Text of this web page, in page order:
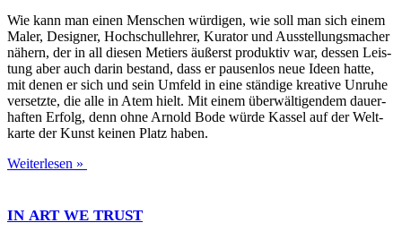
Wie kann man einen Men­schen wür­di­gen, wie soll man sich einem
Maler, Desi­gner, Hoch­schul­leh­rer, Kura­tor und Aus­stel­lungs­ma­cher
nähern, der in all die­sen Metiers äußerst pro­duk­tiv war, des­sen Leis­
tung aber auch dar­in bestand, dass er pau­sen­los neue Ideen hat­te,
mit denen er sich und sein Umfeld in eine stän­di­ge krea­ti­ve Unru­he
ver­setz­te, die alle in Atem hielt. Mit einem über­wäl­ti­gen­dem dau­er­
haf­ten Erfolg, denn ohne Arnold Bode wür­de Kas­sel auf der Welt­
kar­te der Kunst kei­nen Platz haben.
Weiterlesen »
IN ART WE TRUST